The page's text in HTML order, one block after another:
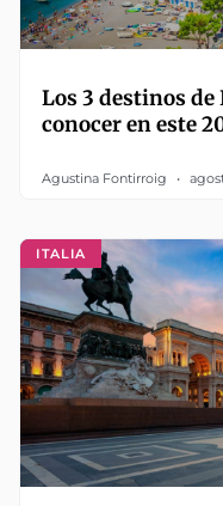
Los 3 destinos
conocer en este
Agustina Fontirroig
ITALIA